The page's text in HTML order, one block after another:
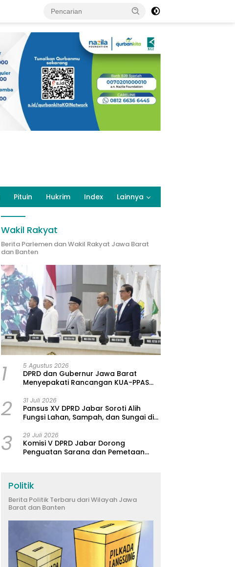
Pituin Hukrim Index Lainnya
Wakil Rakyat
Berita Parlemen dan Wakil Rakyat Jawa Barat
dan Banten
1 5 Agustus 2026
DPRD dan Gubernur Jawa Barat
Menyepakati Rancangan KUA-PPAS
2 31 Juli 2026
Pansus XV DPRD Jabar Soroti Alih
Fungsi Lahan, Sampah, dan Sungai di
3 29 Juli 2026
Komisi V DPRD Jabar Dorong
Penguatan Sarana dan Pemetaan
Politik
Berita Politik Terbaru dari Wilayah Jawa
Barat dan Banten